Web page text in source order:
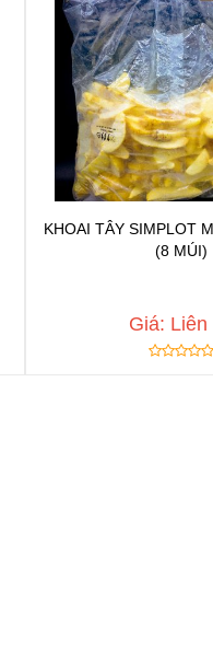
Chat để
KHOAI TÂY SIMPLOT
(8 MÚI)
Giá: Liên